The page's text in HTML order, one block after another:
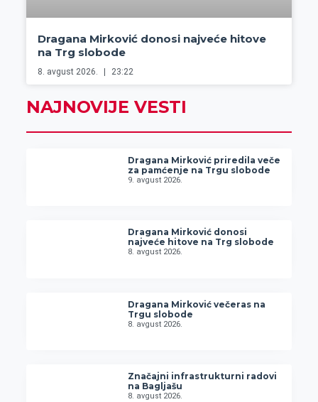
Dragana Mirković donosi najveće hitove
na Trg slobode
8. avgust 2026. 23:22
NAJNOVIJE VESTI
Dragana Mirković priredila veče
za pamćenje na Trgu slobode
9. avgust 2026.
Dragana Mirković donosi
najveće hitove na Trg slobode
8. avgust 2026.
Dragana Mirković večeras na
Trgu slobode
8. avgust 2026.
Značajni infrastrukturni radovi
na Bagljašu
8. avgust 2026.